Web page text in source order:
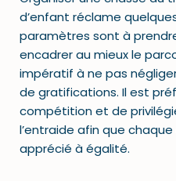
d’enfant réclame
paramètres sont à
encadrer au mieux le
impératif à ne pas
de gratifications. Il est
compétition et de
l’entraide afin que
apprécié à égalité.